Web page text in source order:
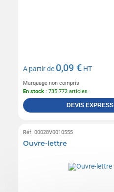
A partir de 0,09 € HT
Marquage non compris
En stock : 735 772 articles
DEVIS EXPRESS
Réf. 00028V0010555
Ouvre-lettre